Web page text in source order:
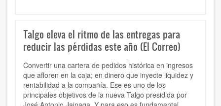
Talgo eleva el ritmo de las entregas para
reducir las pérdidas este año (El Correo)
Convertir una cartera de pedidos histórica en ingresos
que afloren en la caja; en dinero que inyecte liquidez y
rentabilidad a la compañía. Ese es uno de los
principales objetivos de la nueva Talgo presidida por